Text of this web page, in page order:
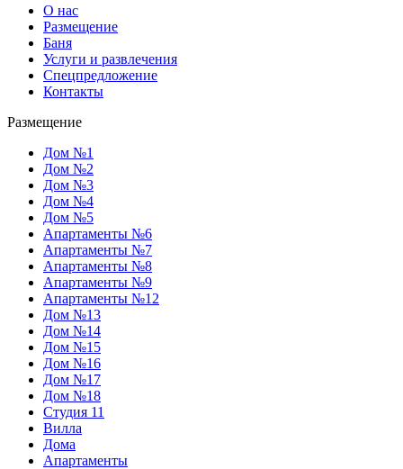
О нас
Размещение
Баня
Услуги и развлечения
Спецпредложение
Контакты
Размещение
Дом №1
Дом №2
Дом №3
Дом №4
Дом №5
Апартаменты №6
Апартаменты №7
Апартаменты №8
Апартаменты №9
Апартаменты №12
Дом №13
Дом №14
Дом №15
Дом №16
Дом №17
Дом №18
Студия 11
Вилла
Дома
Апартаменты